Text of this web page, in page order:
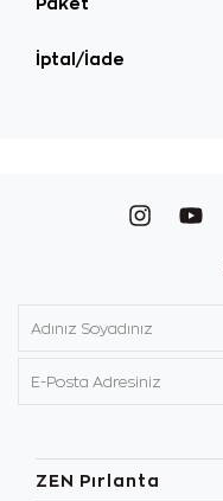
İptal/İade
ZEN Pırlanta